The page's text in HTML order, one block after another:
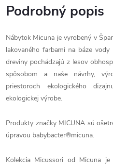
Podrobný popis
Nábytok Micuna je vyrobený v
lakovaného farbami na báze
dreviny pochádzajú z lesov
spôsobom a naše návrhy,
priestoroch ekologického
ekologickej výrobe.
Produkty značky MICUNA sú
úpravou babybacter®micuna.
Kolekcia Micussori od Micuna